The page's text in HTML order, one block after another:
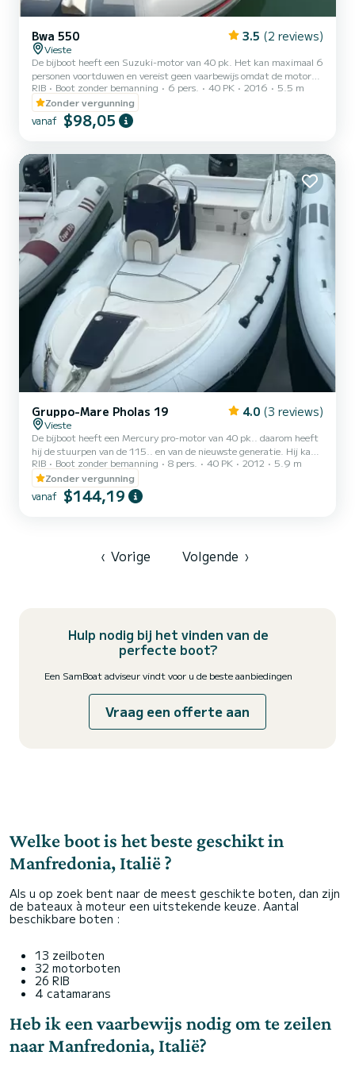
Bwa 550 3.5 (2 reviews)
Vieste
De bijboot heeft een Suzuki-motor van 40 pk. Het kan maximaal 6
personen voortduwen en vereist geen vaarbewijs omdat de motor
40 pk is
RIB Boot zonder bemanning 6 pers. 40 PK 2016
5.5 m
Zonder vergunning
vanaf $98,05
Gruppo-Mare Pholas 19 4.0 (3 reviews)
Vieste
De bijboot heeft een Mercury pro-motor van 40 pk.. daarom heeft
hij de stuurpen van de 115.. en van de nieuwste generatie. Hij kan
8 personen voortduwen en heeft geen vaarbewijs nodig, aangezien
de motor 40 pk is, maar een weerstandsvermogen heeft van 115
pk.
RIB Boot zonder bemanning 8 pers. 40 PK 2012
5.9 m
Zonder vergunning
vanaf $144,19
‹ Vorige Volgende ›
Hulp nodig bij het vinden van de
perfecte boot?
Een SamBoat adviseur vindt voor u de beste aanbiedingen
Vraag een offerte aan
Welke boot is het beste geschikt in
Manfredonia, Italië ?
Als u op zoek bent naar de meest geschikte boten, dan zijn
de bateaux à moteur een uitstekende keuze. Aantal
beschikbare boten :
13 zeilboten
32 motorboten
26 RIB
4 catamarans
Heb ik een vaarbewijs nodig om te zeilen
naar Manfredonia, Italië?